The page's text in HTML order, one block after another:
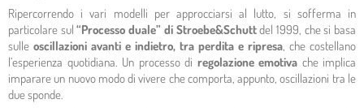
Ripercorrendo i vari modelli per approcciarsi al lutto, si sofferma in
particolare sul“Processo duale” di Stroebe&Schuttdel 1999, che si basa
sulle oscillazioni avanti e indietro, tra perdita e ripresa, che costellano
l’esperienza quotidiana. Un processo di regolazione emotiva che implica
imparare un nuovo modo di vivere che comporta, appunto, oscillazioni tra le
due sponde.